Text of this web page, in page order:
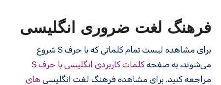
فرهنگ لغت ضروری انگلیسی
برای مشاهده لیست تمام کلماتی که با حرف S شروع
می‌شوند، به صفحه کلمات کاربردی انگلیسی با حرف S
مراجعه کنید. برای مشاهده فرهنگ لغت انگلیسی های